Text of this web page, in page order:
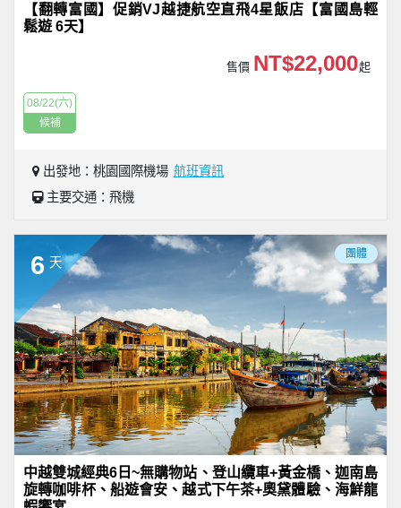
【翻轉富國】促銷VJ越捷航空直飛4星飯店【富國島輕
鬆遊 6天】
售價 NT$22,000起
08/22(六)
候補
出發地：桃園國際機場 航班資訊
主要交通：飛機
6 天
團體
中越雙城經典6日~無購物站、登山纜車+黃金橋、迦南島
旋轉咖啡杯、船遊會安、越式下午茶+奧黛體驗、海鮮龍